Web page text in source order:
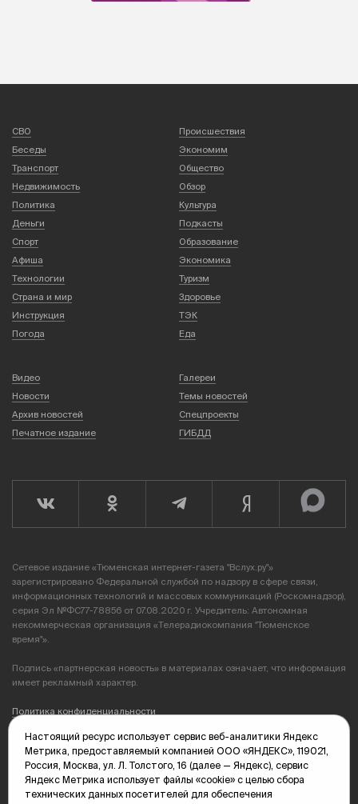
СВО
Происшествия
Беседы
Экономим
Транспорт
Общество
Недвижимость
Обзор
Политика
Культура
Деньги
Подкасты
Спорт
Образование
Афиша
Экономика
Технологии
Туризм
Страна и мир
Здоровье
Инструкция
ТЭК
Погода
Еда
Видео
Галереи
Новости
Темы новостей
Архив новостей
Спецпроекты
Печатное издание
ГИБДД
Сетевое издание «Тюменская интернет-газета "Вслух.ру"»
зарегистрировано Федеральной службой по надзору в сфере связи,
информационных технологий и массовых коммуникаций (Роскомнадзор),
серия Эл №ФС77-78856 от 07.08.2020 г. Учредитель: Автономная
некоммерческая организация «Телерадиокомпания "Тюменское
время"».
Подпись «партнерская новость» в материалах означает, что информация
имеет рекламный характер.
Политика конфиденциальности
Редакция: 625035, Тюмень, пр. Геологоразведчиков, 28А
(3452) 68-89-05
edit@vsluh.ru
Главный редактор: Панкина Т.Ю.
Настоящий ресурс использует сервис веб-аналитики Яндекс
Метрика, предоставляемый компанией ООО «ЯНДЕКС», 119021,
Россия, Москва, ул. Л. Толстого, 16 (далее — Яндекс), сервис
Яндекс Метрика использует файлы «cookie» с целью сбора
технических данных посетителей для обеспечения